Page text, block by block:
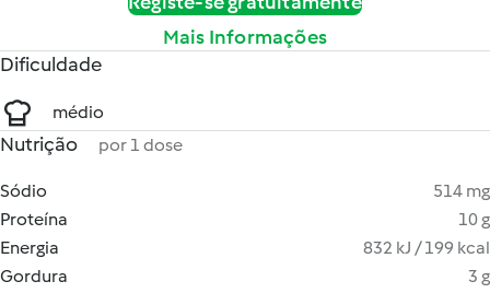
Mais Informações
Dificuldade
médio
Nutrição por 1 dose
Sódio
514 mg
Proteína
10 g
Energia
832 kJ / 199 kcal
Gordura
3 g